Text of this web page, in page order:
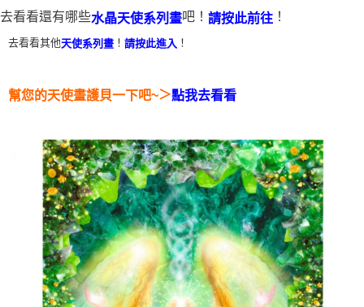
去看看還有哪些水晶天使系列畫吧！ 請按此前往 ！
去看看其他天使系列畫 ！ 請按此進入 ！
幫您的天使畫護貝一下吧~＞點我去看看